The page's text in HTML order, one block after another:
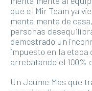
que el Mir Team ya
mentalmente de
personas
demostrado un
impuesto en la etapa
arrebatando el 100%
Un Jaume Mas que